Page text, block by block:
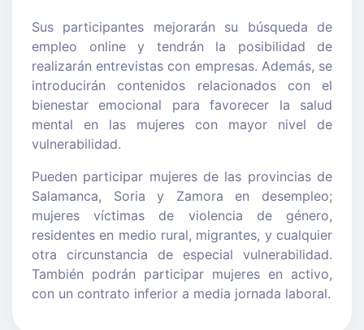
Sus participantes mejorarán su búsqueda de
empleo online y tendrán la posibilidad de
realizarán entrevistas con empresas. Además, se
introducirán contenidos relacionados con el
bienestar emocional para favorecer la salud
mental en las mujeres con mayor nivel de
vulnerabilidad.
Pueden participar mujeres de las provincias de
Salamanca, Soria y Zamora en desempleo;
mujeres víctimas de violencia de género,
residentes en medio rural, migrantes, y cualquier
otra circunstancia de especial vulnerabilidad.
También podrán participar mujeres en activo,
con un contrato inferior a media jornada laboral.